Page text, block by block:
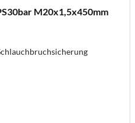
M20x1,5x450mm